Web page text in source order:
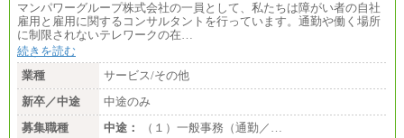
マンパワーグループ株式会社の一員として、私たちは障がい者の自社
雇用と雇用に関するコンサルタントを行っています。通勤や働く場所
に制限されないテレワークの在…
続きを読む
業種
サービス/その他
新卒／中途
中途のみ
募集職種
中途：
（１）一般事務（通勤／…